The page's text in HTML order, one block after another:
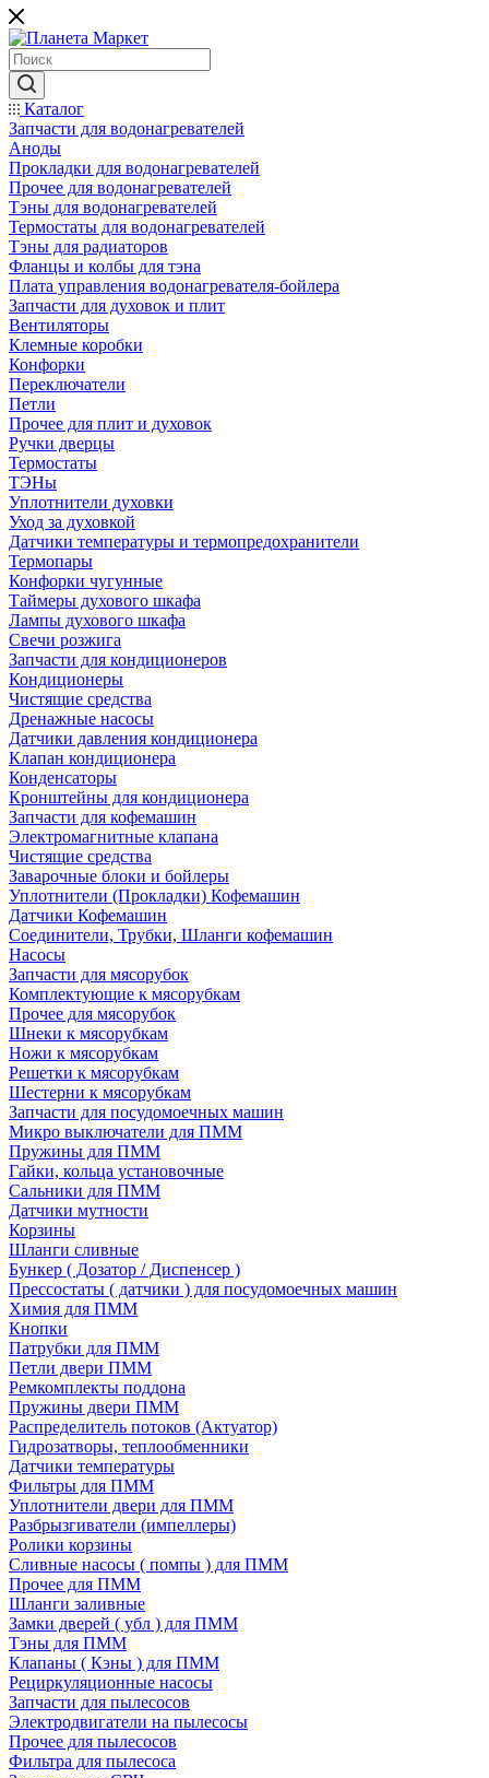
Каталог
Запчасти для водонагревателей
Аноды
Прокладки для водонагревателей
Прочее для водонагревателей
Тэны для водонагревателей
Термостаты для водонагревателей
Тэны для радиаторов
Фланцы и колбы для тэна
Плата управления водонагревателя-бойлера
Запчасти для духовок и плит
Вентиляторы
Клемные коробки
Конфорки
Переключатели
Петли
Прочее для плит и духовок
Ручки дверцы
Термостаты
ТЭНы
Уплотнители духовки
Уход за духовкой
Датчики температуры и термопредохранители
Термопары
Конфорки чугунные
Таймеры духового шкафа
Лампы духового шкафа
Свечи розжига
Запчасти для кондиционеров
Кондиционеры
Чистящие средства
Дренажные насосы
Датчики давления кондиционера
Клапан кондиционера
Конденсаторы
Кронштейны для кондиционера
Запчасти для кофемашин
Электромагнитные клапана
Чистящие средства
Заварочные блоки и бойлеры
Уплотнители (Прокладки) Кофемашин
Датчики Кофемашин
Соединители, Трубки, Шланги кофемашин
Насосы
Запчасти для мясорубок
Комплектующие к мясорубкам
Прочее для мясорубок
Шнеки к мясорубкам
Ножи к мясорубкам
Решетки к мясорубкам
Шестерни к мясорубкам
Запчасти для посудомоечных машин
Микро выключатели для ПММ
Пружины для ПММ
Гайки, кольца установочные
Сальники для ПММ
Датчики мутности
Корзины
Шланги сливные
Бункер ( Дозатор / Диспенсер )
Прессостаты ( датчики ) для посудомоечных машин
Химия для ПММ
Кнопки
Патрубки для ПММ
Петли двери ПММ
Ремкомплекты поддона
Пружины двери ПММ
Распределитель потоков (Актуатор)
Гидрозатворы, теплообменники
Датчики температуры
Фильтры для ПММ
Уплотнители двери для ПММ
Разбрызгиватели (импеллеры)
Ролики корзины
Сливные насосы ( помпы ) для ПММ
Прочее для ПММ
Шланги заливные
Замки дверей ( убл ) для ПММ
Тэны для ПММ
Клапаны ( Кэны ) для ПММ
Рециркуляционные насосы
Запчасти для пылесосов
Электродвигатели на пылесосы
Прочее для пылесосов
Фильтра для пылесоса